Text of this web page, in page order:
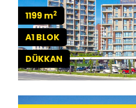
1199 m2
A1 BLOK
DÜKKAN